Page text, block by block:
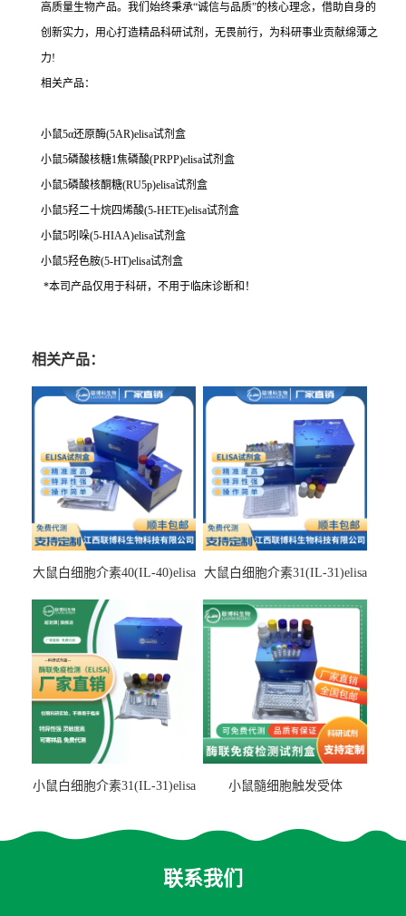
高质量生物产品。我们始终秉承“诚信与品质”的核心理念，借助自身的
创新实力，用心打造精品科研试剂，无畏前行，为科研事业贡献绵薄之
力!
相关产品：
小鼠5α还原酶(5AR)elisa试剂盒
小鼠5磷酸核糖1焦磷酸(PRPP)elisa试剂盒
小鼠5磷酸核酮糖(RU5p)elisa试剂盒
小鼠5羟二十烷四烯酸(5-HETE)elisa试剂盒
小鼠5吲哚(5-HIAA)elisa试剂盒
小鼠5羟色胺(5-HT)elisa试剂盒
*本司产品仅用于科研，不用于临床诊断和！
相关产品：
大鼠白细胞介素40(IL-40)elisa
大鼠白细胞介素31(IL-31)elisa
小鼠白细胞介素31(IL-31)elisa
小鼠髓细胞触发受体
联系我们